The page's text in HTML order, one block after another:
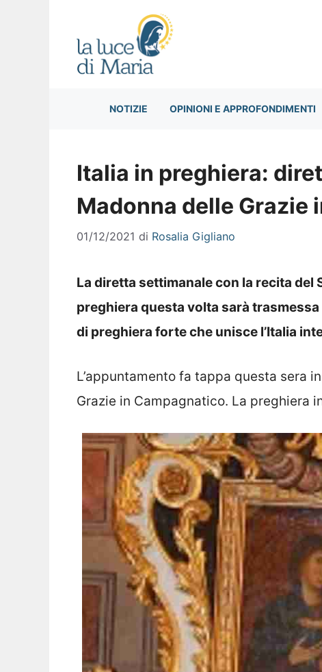
NOTIZIE OPINIONI E APPROFONDIMENTI
Italia in preghiera:
Madonna delle Grazie
01/12/2021 di Rosalia Gigliano
La diretta settimanale con la recita del
preghiera questa volta sarà
di preghiera forte che unisce l’Italia
L’appuntamento fa tappa questa sera
Grazie in Campagnatico. La preghiera